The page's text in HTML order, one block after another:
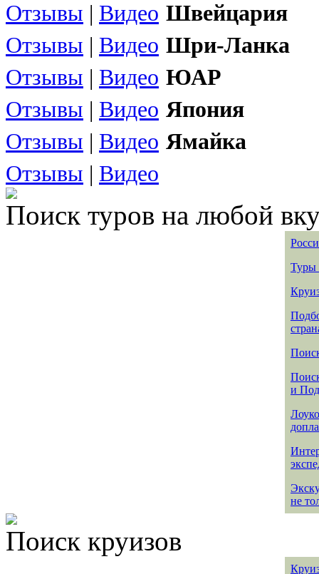
Отзывы | Видео Швейцария
Отзывы | Видео Шри-Ланка
Отзывы | Видео ЮАР
Отзывы | Видео Япония
Отзывы | Видео Ямайка
Отзывы | Видео
Поиск туров на любой
Туры
и
не
Поиск круизов